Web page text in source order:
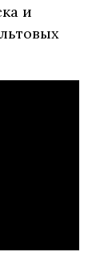
и